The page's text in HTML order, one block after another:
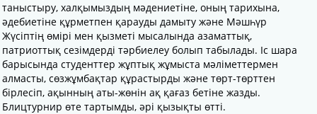
таныстыру, халқымыздың мәдениетіне, оның тарихына,
әдебиетіне құрметпен қарауды дамыту және Мәшһүр
Жүсіптің өмірі мен қызметі мысалында азаматтық,
патриоттық сезімдерді тәрбиелеу болып табылады. Іс шара
барысында студенттер жұптық жұмыста мәліметтермен
алмасты, сөзжұмбақтар құрастырды және төрт-төрттен
бірлесіп, ақынның аты-жөнін ақ қағаз бетіне жазды.
Блицтурнир өте тартымды, әрі қызықты өтті.